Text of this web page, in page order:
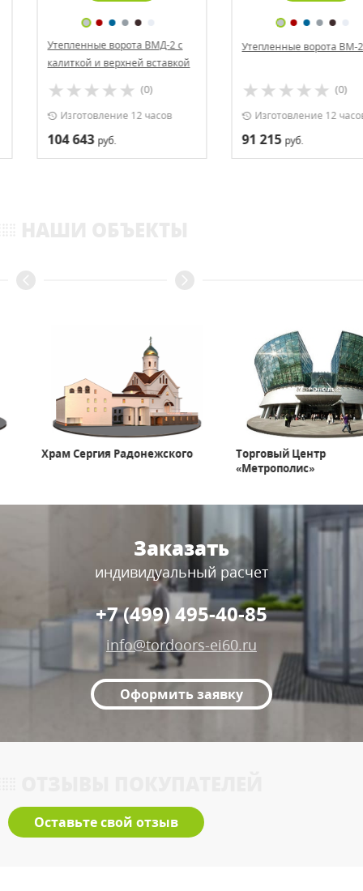
Утепленные ворота ВМД-2 с
калиткой и верхней вставкой
(0)
Изготовление 12 часов
104 643руб.
Утепленные ворота ВМ-2
(0)
Изготовление 12 часов
91 215 руб.
Храм Сергия Радонежского
Торговый Центр
«Метрополис»
Заказать
индивидуальный расчет
Оформить заявку
+7 (499) 495-40-85
info@tordoors-ei60.ru
Оставьте свой отзыв